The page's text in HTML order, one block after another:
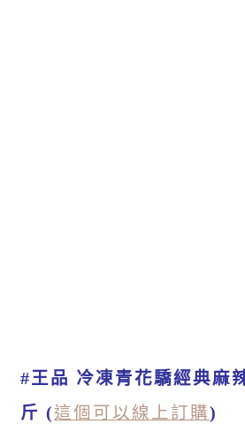
#王品 冷凍青花驕經典麻
斤 (這個可以線上訂購)